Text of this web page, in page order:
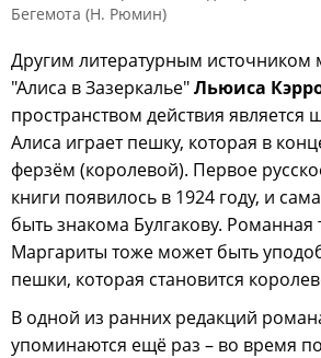
Бегемота (Н. Рюмин)
Другим литературным источником
"Алиса в Зазеркалье"Льюиса
пространством действия является
Алиса играет пешку, которая в
ферзём (королевой). Первое
книги появилось в 1924 году, и
быть знакома Булгакову. Романная
Маргариты тоже может быть
пешки, которая становится
В одной из ранних редакций
упоминаются ещё раз – во время